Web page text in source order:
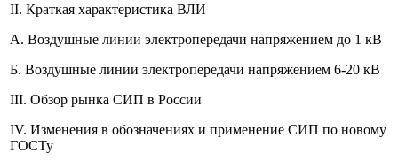
II. Краткая характеристика ВЛИ
А. Воздушные линии электропередачи напряжением до 1 кВ
Б. Воздушные линии электропередачи напряжением 6-20 кВ
III. Обзор рынка СИП в России
IV. Изменения в обозначениях и применение СИП по новому
ГОСТу